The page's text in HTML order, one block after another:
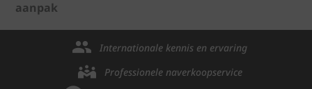
aanpak
Internationale kennis en ervaring
Professionele naverkoopservice